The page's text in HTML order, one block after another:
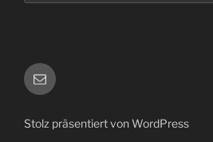
E-
Mail
Stolz präsentiert von WordPress